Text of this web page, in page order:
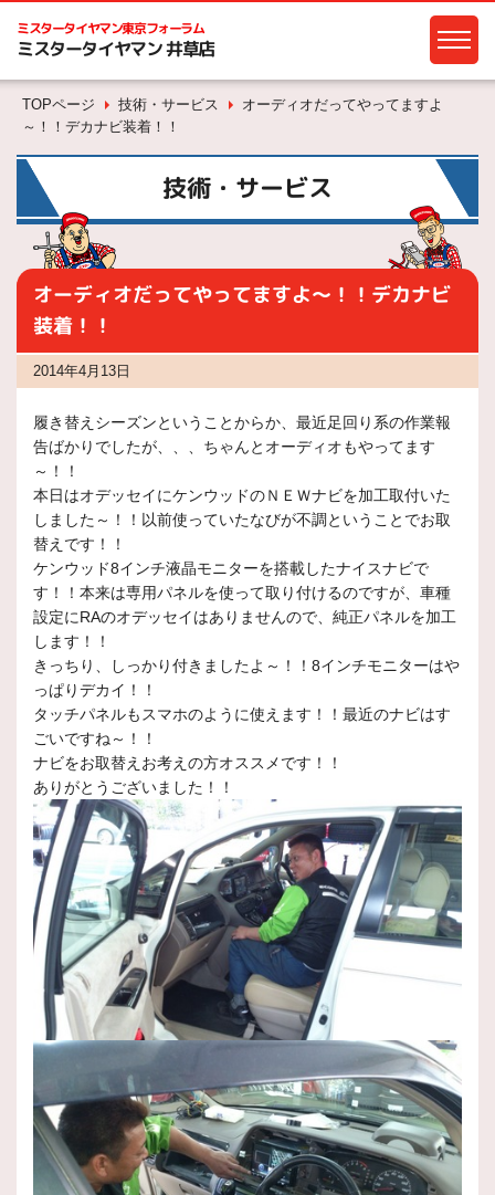
ミスタータイヤマン東京フォーラム
ミスタータイヤマン 井草店
TOPページ 技術・サービス
オーディオだってやってますよ
～！！デカナビ装着！！
技術・サービス
オーディオだってやってますよ～！！デカナビ
装着！！
2014年4月13日
履き替えシーズンということからか、最近足回り系の作業報
告ばかりでしたが、、、ちゃんとオーディオもやってます
～！！
本日はオデッセイにケンウッドのＮＥＷナビを加工取付いた
しました～！！以前使っていたなびが不調ということでお取
替えです！！
ケンウッド8インチ液晶モニターを搭載したナイスナビで
す！！本来は専用パネルを使って取り付けるのですが、車種
設定にRAのオデッセイはありませんので、純正パネルを加工
します！！
きっちり、しっかり付きましたよ～！！8インチモニターはや
っぱりデカイ！！
タッチパネルもスマホのように使えます！！最近のナビはす
ごいですね～！！
ナビをお取替えお考えの方オススメです！！
ありがとうございました！！